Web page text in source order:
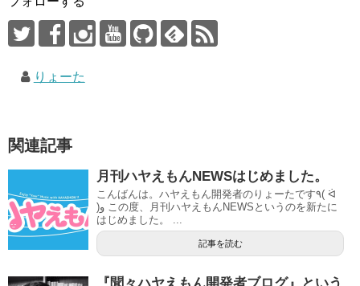
りょーた
関連記事
月刊ハヤえもんNEWSはじめました。
こんばんは。ハヤえもん開発者のりょーたです٩( ᐛ
)و この度、月刊ハヤえもんNEWSというのを新たに
はじめました。 ...
記事を読む